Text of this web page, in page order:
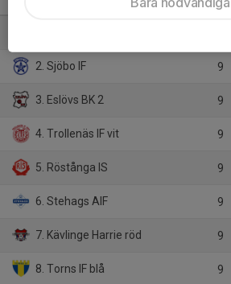
M
2. Sjöbo IF 9
3. Eslövs BK 2 9
4. Trollenäs IF vit 9
5. Röstånga IS 9
6. Stehags AIF 9
7. Kävlinge Harrie röd 9
8. Torns IF blå 9